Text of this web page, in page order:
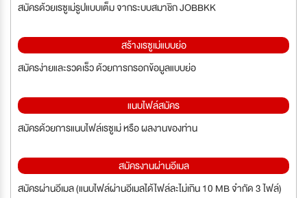
สมัครด้วยเรซูเม่รูปแบบเต็ม จากระบบสมาชิก JOBBKK
สร้างเรซูเม่แบบย่อ
สมัครง่ายและรวดเร็ว ด้วยการกรอกข้อมูลแบบย่อ
แนบไฟล์สมัคร
สมัครด้วยการแนบไฟล์เรซูเม่ หรือ ผลงานของท่าน
สมัครงานผ่านอีเมล
สมัครผ่านอีเมล (แนบไฟล์ผ่านอีเมลได้ไฟล์ละไม่เกิน 10 MB จำกัด 3 ไฟล์)